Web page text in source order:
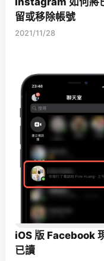
留或移除帳號
2021/11/28
iOS 版 Facebook
已讀